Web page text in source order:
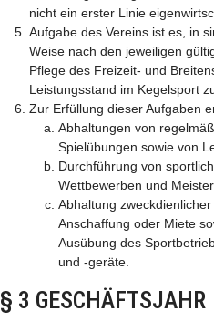
nicht ein erster Linie
Aufgabe des Vereins ist es, in
Weise nach den jeweiligen
Pflege des Freizeit- und
Leistungsstand im Kegelsport
Zur Erfüllung dieser Aufgaben
Abhaltungen von
Spielübungen sowie von
Durchführung von
Wettbewerben und
Abhaltung
Anschaffung oder Miete
Ausübung des
und -geräte.
§ 3 GESCHÄFTSJAHR